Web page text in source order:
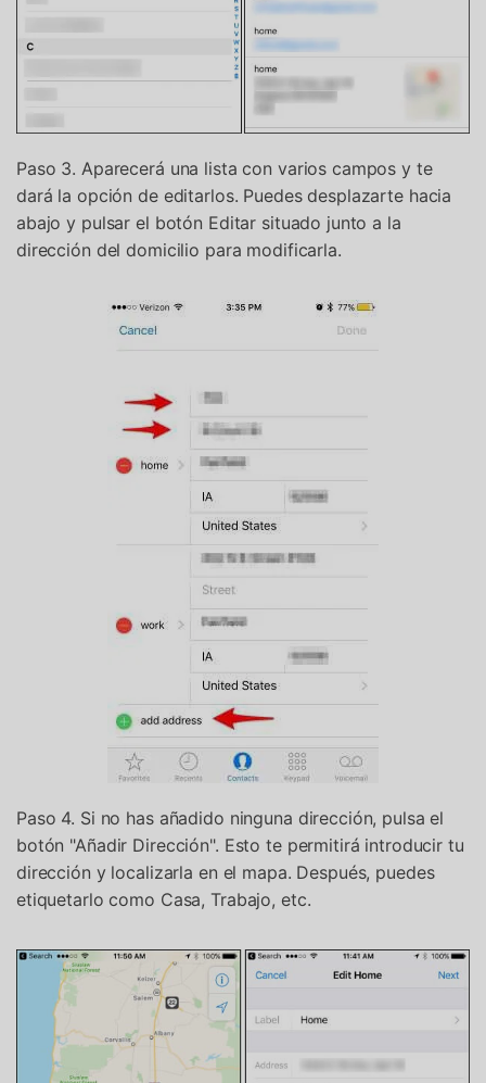
Paso 3. Aparecerá una lista con varios campos y te
dará la opción de editarlos. Puedes desplazarte hacia
abajo y pulsar el botón Editar situado junto a la
dirección del domicilio para modificarla.
Paso 4. Si no has añadido ninguna dirección, pulsa el
botón "Añadir Dirección". Esto te permitirá introducir tu
dirección y localizarla en el mapa. Después, puedes
etiquetarlo como Casa, Trabajo, etc.